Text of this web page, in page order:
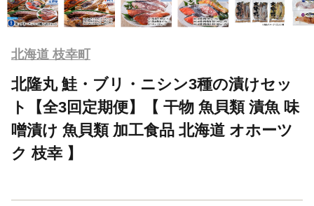
北海道 枝幸町
北隆丸 鮭・ブリ・ニシン3種の漬けセッ
ト【全3回定期便】【 干物 魚貝類 漬魚 味
噌漬け 魚貝類 加工食品 北海道 オホーツ
ク 枝幸 】